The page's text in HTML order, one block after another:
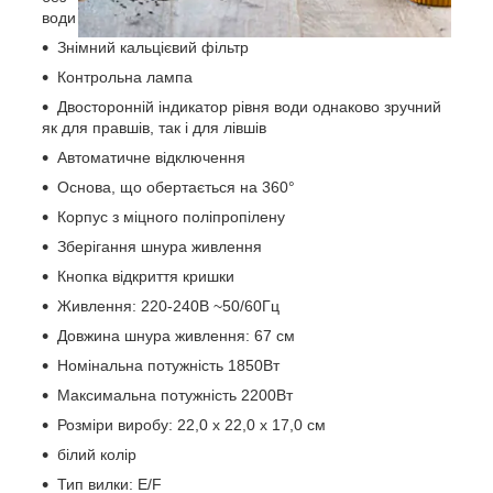
води
Знімний кальцієвий фільтр
Контрольна лампа
Двосторонній індикатор рівня води однаково зручний
як для правшів, так і для лівшів
Автоматичне відключення
Основа, що обертається на 360°
Корпус з міцного поліпропілену
Зберігання шнура живлення
Кнопка відкриття кришки
Живлення: 220-240В ~50/60Гц
Довжина шнура живлення: 67 см
Номінальна потужність 1850Вт
Максимальна потужність 2200Вт
Розміри виробу: 22,0 х 22,0 х 17,0 см
білий колір
Тип вилки: E/F